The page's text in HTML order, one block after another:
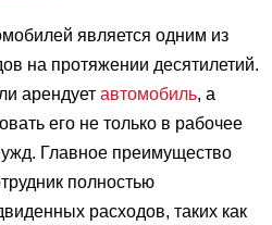
является одним из
на протяжении десятилетий.
арендует автомобиль, а
его не только в рабочее
Главное преимущество
полностью
расходов, таких как